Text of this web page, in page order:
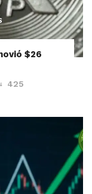
$26
425